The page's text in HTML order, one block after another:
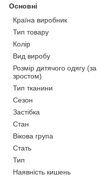
Основні
Країна виробник
Тип товару
Колір
Вид виробу
Розмір дитячого одягу (за
зростом)
Тип тканини
Сезон
Застібка
Стан
Вікова група
Стать
Тип
Наявність кишень